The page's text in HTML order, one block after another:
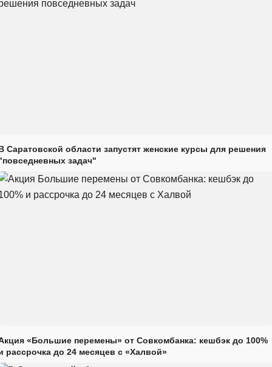
Саратовской области запустят женские курсы для решения
задач"
«Большие перемены» от Совкомбанка: кешбэк до 100%
рассрочка до 24 месяцев с «Халвой»